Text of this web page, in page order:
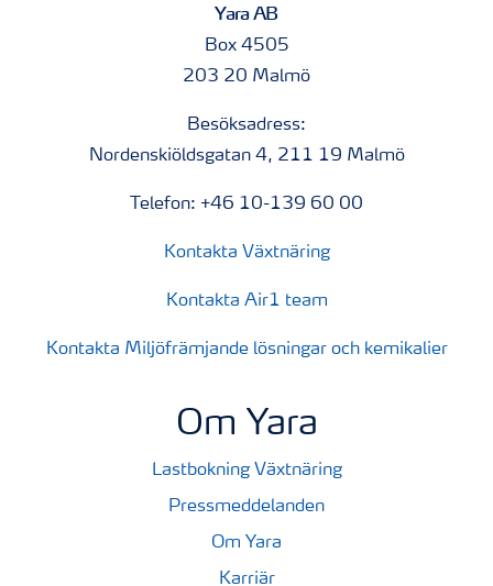
Yara AB
Box 4505
203 20 Malmö
Besöksadress:
Nordenskiöldsgatan 4, 211 19 Malmö
Telefon: +46 10-139 60 00
Kontakta Växtnäring
Kontakta Air1 team
Kontakta Miljöfrämjande lösningar och kemikalier
Om Yara
Lastbokning Växtnäring
Pressmeddelanden
Om Yara
Karriär